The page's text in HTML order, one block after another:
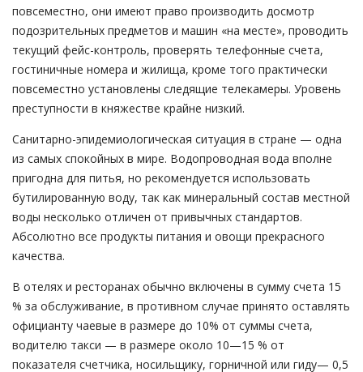
повсеместно, они имеют право производить досмотр
подозрительных предметов и машин «на месте», проводить
текущий фейс-контроль, проверять телефонные счета,
гостиничные номера и жилища, кроме того практически
повсеместно установлены следящие телекамеры. Уровень
преступности в княжестве крайне низкий.
Санитарно-эпидемиологическая ситуация в стране — одна
из самых спокойных в мире. Водопроводная вода вполне
пригодна для питья, но рекомендуется использовать
бутилированную воду, так как минеральный состав местной
воды несколько отличен от привычных стандартов.
Абсолютно все продукты питания и овощи прекрасного
качества.
В отелях и ресторанах обычно включены в сумму счета 15
% за обслуживание, в противном случае принято оставлять
официанту чаевые в размере до 10% от суммы счета,
водителю такси — в размере около 10—15 % от
показателя счетчика, носильщику, горничной или гиду— 0,5